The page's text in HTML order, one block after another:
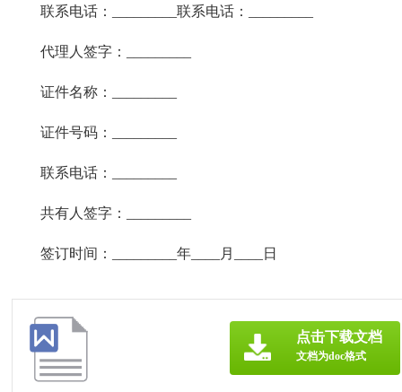
联系电话：_________联系电话：_________
代理人签字：_________
证件名称：_________
证件号码：_________
联系电话：_________
共有人签字：_________
签订时间：_________年____月____日
点击下载文档
文档为doc格式